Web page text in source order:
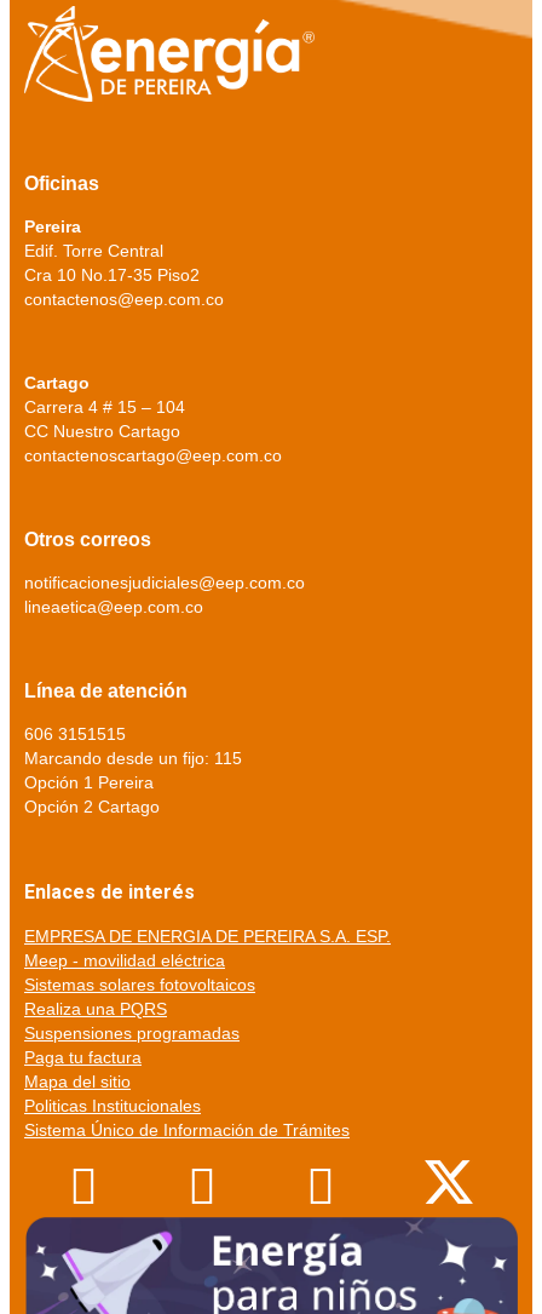
Oficinas
Pereira
Edif. Torre Central
Cra 10 No.17-35 Piso2
contactenos@eep.com.co
Cartago
Carrera 4 # 15 – 104
CC Nuestro Cartago
contactenoscartago@eep.com.co
Otros correos
notificacionesjudiciales@eep.com.co
lineaetica@eep.com.co
Línea de atención
606 3151515
Marcando desde un fijo: 115
Opción 1 Pereira
Opción 2 Cartago
Enlaces de interés
EMPRESA DE ENERGIA DE PEREIRA S.A. ESP.
Meep - movilidad eléctrica
Sistemas solares fotovoltaicos
Realiza una PQRS
Suspensiones programadas
Paga tu factura
Mapa del sitio
Politicas Institucionales
Sistema Único de Información de Trámites